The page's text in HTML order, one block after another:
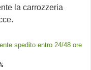
la carrozzeria
spedito entro 24/48 ore